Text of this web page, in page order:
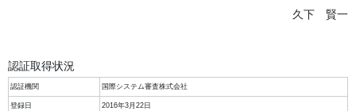
久下 賢一
認証取得状況
認証機関 国際システム審査株式会社
登録日 2016年3月22日